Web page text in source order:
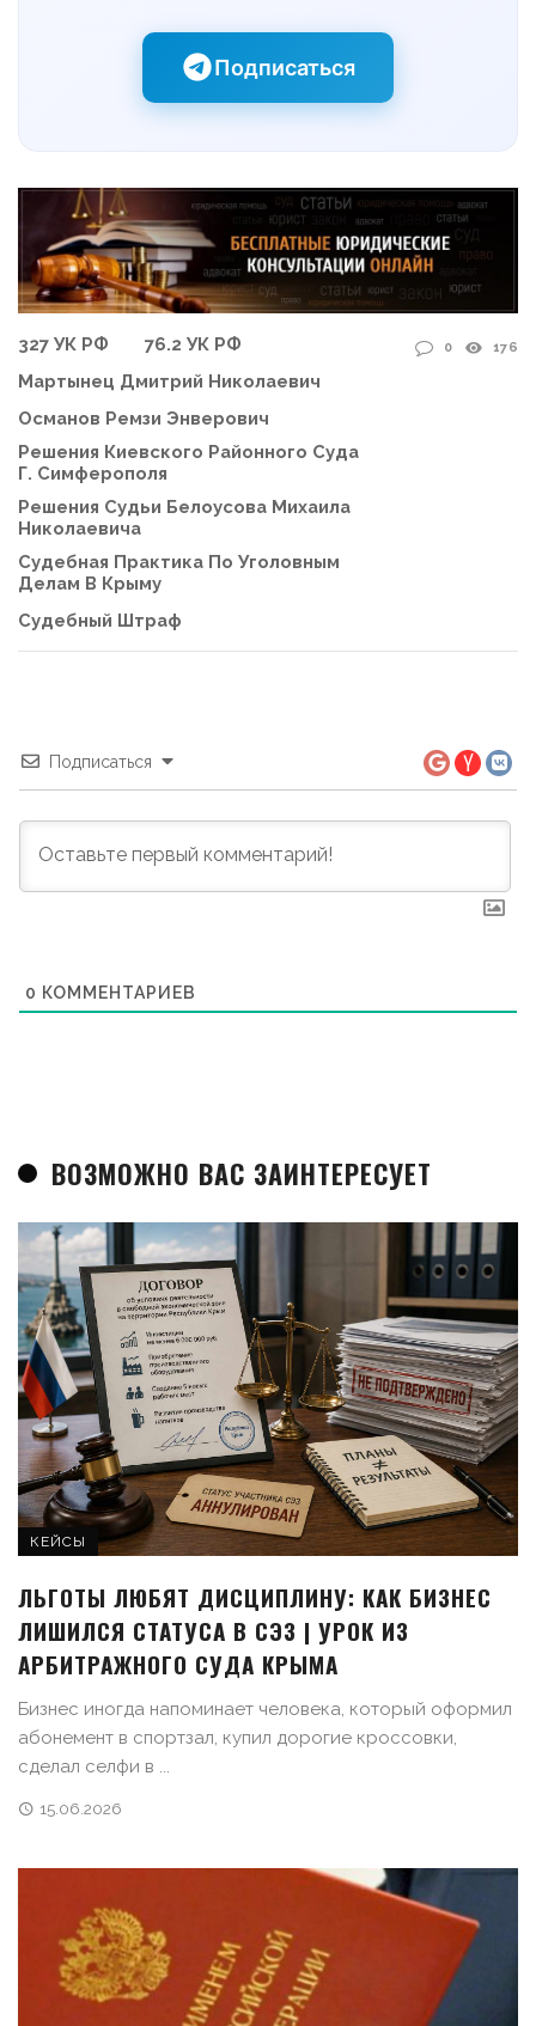
Подписаться
327 УК РФ
76.2 УК РФ
Мартынец Дмитрий Николаевич
Османов Ремзи Энверович
Решения Киевского Районного Суда
Г. Симферополя
Решения Судьи Белоусова Михаила
Николаевича
Судебная Практика По Уголовным
Делам В Крыму
Судебный Штраф
0 176
Подписаться
0 КОММЕНТАРИЕВ
ВОЗМОЖНО ВАС ЗАИНТЕРЕСУЕТ
КЕЙСЫ
ЛЬГОТЫ ЛЮБЯТ ДИСЦИПЛИНУ: КАК БИЗНЕС
ЛИШИЛСЯ СТАТУСА В СЭЗ | УРОК ИЗ
АРБИТРАЖНОГО СУДА КРЫМА
Бизнес иногда напоминает человека, который оформил
абонемент в спортзал, купил дорогие кроссовки,
сделал селфи в ...
15.06.2026